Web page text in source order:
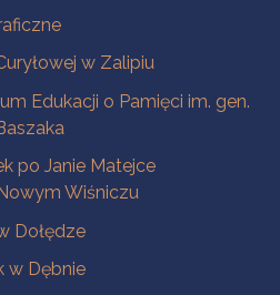
w Zalipiu
Edukacji o Pamięci im. gen.
po Janie Matejce
Wiśniczu
Dołędze
w Dębnie